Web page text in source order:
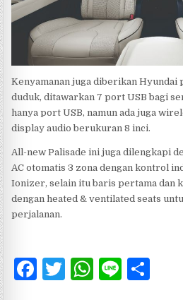
Kenyamanan juga diberikan Hyundai
duduk, ditawarkan 7 port USB bagi
hanya port USB, namun ada juga
display audio berukuran 8 inci.
All-new Palisade ini juga dilengkapi
AC otomatis 3 zona dengan kontrol
Ionizer, selain itu baris pertama dan
dengan heated & ventilated seats
perjalanan.
F
T
W Li